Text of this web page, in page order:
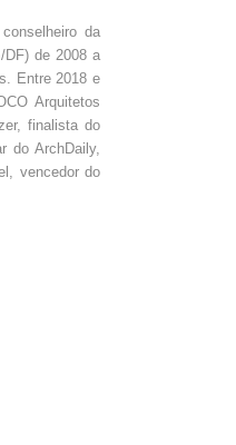
da
DF) de 2008 a
Entre 2018 e
Arquitetos
finalista do
do ArchDaily,
vencedor do